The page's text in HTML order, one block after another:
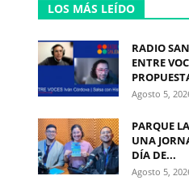
LOS MÁS LEÍDO
RADIO
ENTRE
Agosto 5,
PARQUE
UNA
DÍA DE...
Agosto 5,